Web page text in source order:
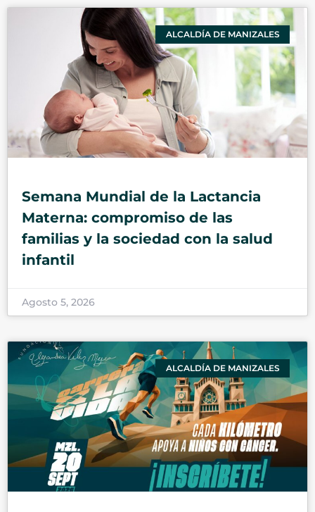
ALCALDÍA DE MANIZALES
Semana Mundial de la Lactancia
Materna: compromiso de las
familias y la sociedad con la salud
infantil
Agosto 5, 2026
ALCALDÍA DE MANIZALES